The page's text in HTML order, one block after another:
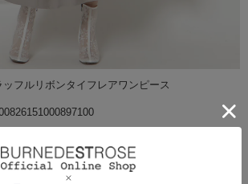
ッフルリボンタイフレアワンピース
レー